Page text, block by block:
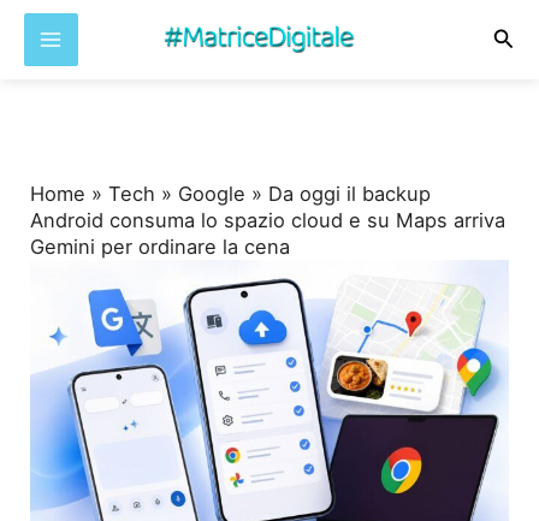
Home »Tech » Google » Da oggi il backup
Android consuma lo spazio cloud e su Maps arriva
Gemini per ordinare la cena